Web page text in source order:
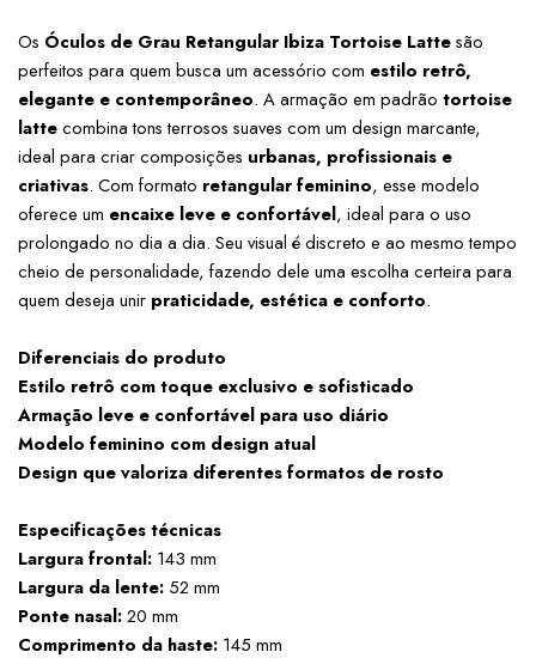
Os Óculos de Grau Retangular Ibiza Tortoise Latte são
perfeitos para quem busca um acessório com estilo retrô,
elegante e contemporâneo. A armação em padrão tortoise
latte combina tons terrosos suaves com um design marcante,
ideal para criar composições urbanas, profissionais e
criativas. Com formato retangular feminino, esse modelo
oferece um encaixe leve e confortável, ideal para o uso
prolongado no dia a dia. Seu visual é discreto e ao mesmo tempo
cheio de personalidade, fazendo dele uma escolha certeira para
quem deseja unir praticidade, estética e conforto.
Diferenciais do produto
Estilo retrô com toque exclusivo e sofisticado
Armação leve e confortável para uso diário
Modelo feminino com design atual
Design que valoriza diferentes formatos de rosto
Especificações técnicas
Largura frontal: 143 mm
Largura da lente: 52 mm
Ponte nasal: 20 mm
Comprimento da haste: 145 mm